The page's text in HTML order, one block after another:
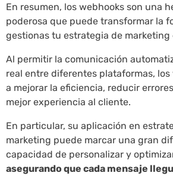
En resumen, los webhooks son una
poderosa que puede transformar la
gestionas tu estrategia de marketing
Al permitir la comunicación
real entre diferentes plataformas,
a mejorar la eficiencia, reducir
mejor experiencia al cliente.
En particular, su aplicación en
marketing puede marcar una gran
capacidad de personalizar y
asegurando que cada mensaje